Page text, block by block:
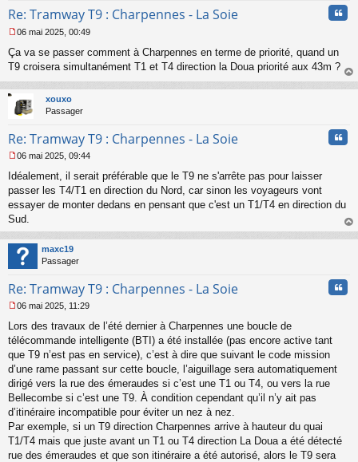
Re: Tramway T9 : Charpennes - La Soie
e
s
a
g
e
o
l
u
06 mai 2025, 00:49
Ça va se passer comment à Charpennes en terme de priorité, quand un
T9 croisera simultanément T1 et T4 direction la Doua priorité aux 43m ?
au
xouxo
Passager
Re: Tramway T9 : Charpennes - La Soie
e
s
g
n
o
u
06 mai 2025, 09:44
Idéalement, il serait préférable que le T9 ne s'arrête pas pour laisser
passer les T4/T1 en direction du Nord, car sinon les voyageurs vont
essayer de monter dedans en pensant que c'est un T1/T4 en direction du
Sud.
au
maxc19
Passager
Re: Tramway T9 : Charpennes - La Soie
e
s
s
g
e
n
o
n
l
u
06 mai 2025, 11:29
Lors des travaux de l’été dernier à Charpennes une boucle de
télécommande intelligente (BTI) a été installée (pas encore active tant
que T9 n’est pas en service), c’est à dire que suivant le code mission
d’une rame passant sur cette boucle, l’aiguillage sera automatiquement
dirigé vers la rue des émeraudes si c’est une T1 ou T4, ou vers la rue
Bellecombe si c’est une T9. À condition cependant qu’il n’y ait pas
d’itinéraire incompatible pour éviter un nez à nez.
Par exemple, si un T9 direction Charpennes arrive à hauteur du quai
T1/T4 mais que juste avant un T1 ou T4 direction La Doua a été détecté
rue des émeraudes et que son itinéraire a été autorisé, alors le T9 sera